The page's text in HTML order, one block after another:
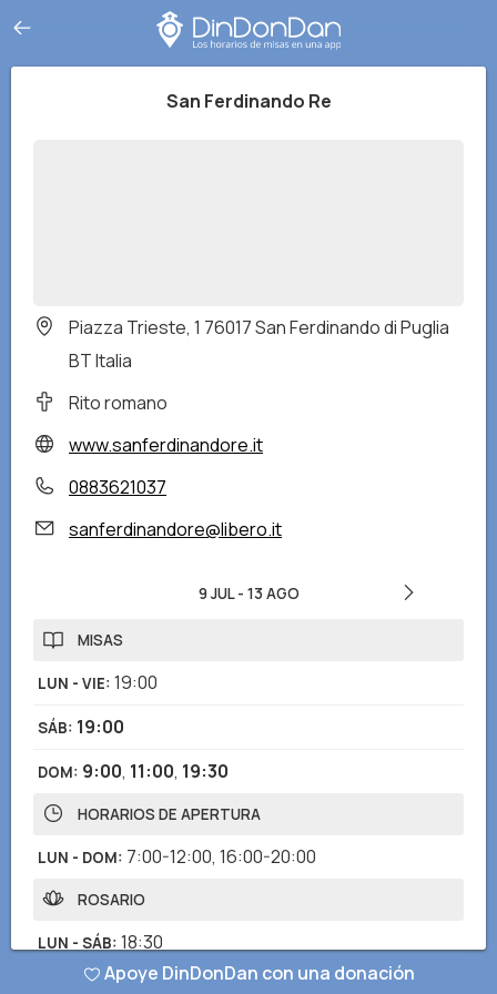
San Ferdinando Re
Piazza Trieste, 1 76017 San Ferdinando di Puglia
BT Italia
Rito romano
www.sanferdinandore.it
0883621037
sanferdinandore@libero.it
9 JUL- 13 AGO
MISAS
LUN - VIE: 19:00
SÁB: 19:00
DOM: 9:00, 11:00, 19:30
HORARIOS DE APERTURA
LUN - DOM: 7:00-12:00, 16:00-20:00
ROSARIO
LUN - SÁB: 18:30
Apoye DinDonDan con una donación